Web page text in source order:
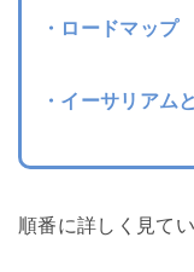
・ロードマップ
・イーサリアム
順番に詳しく見て